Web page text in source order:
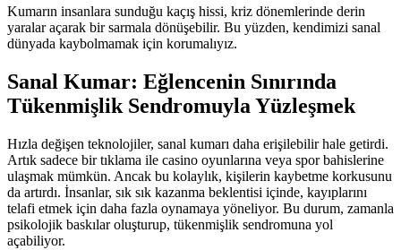
Kumarın insanlara sunduğu kaçış hissi, kriz dönemlerinde derin
yaralar açarak bir sarmala dönüşebilir. Bu yüzden, kendimizi sanal
dünyada kaybolmamak için korumalıyız.
Sanal Kumar: Eğlencenin Sınırında
Tükenmişlik Sendromuyla Yüzleşmek
Hızla değişen teknolojiler, sanal kumarı daha erişilebilir hale getirdi.
Artık sadece bir tıklama ile casino oyunlarına veya spor bahislerine
ulaşmak mümkün. Ancak bu kolaylık, kişilerin kaybetme korkusunu
da artırdı. İnsanlar, sık sık kazanma beklentisi içinde, kayıplarını
telafi etmek için daha fazla oynamaya yöneliyor. Bu durum, zamanla
psikolojik baskılar oluşturup, tükenmişlik sendromuna yol
açabiliyor.